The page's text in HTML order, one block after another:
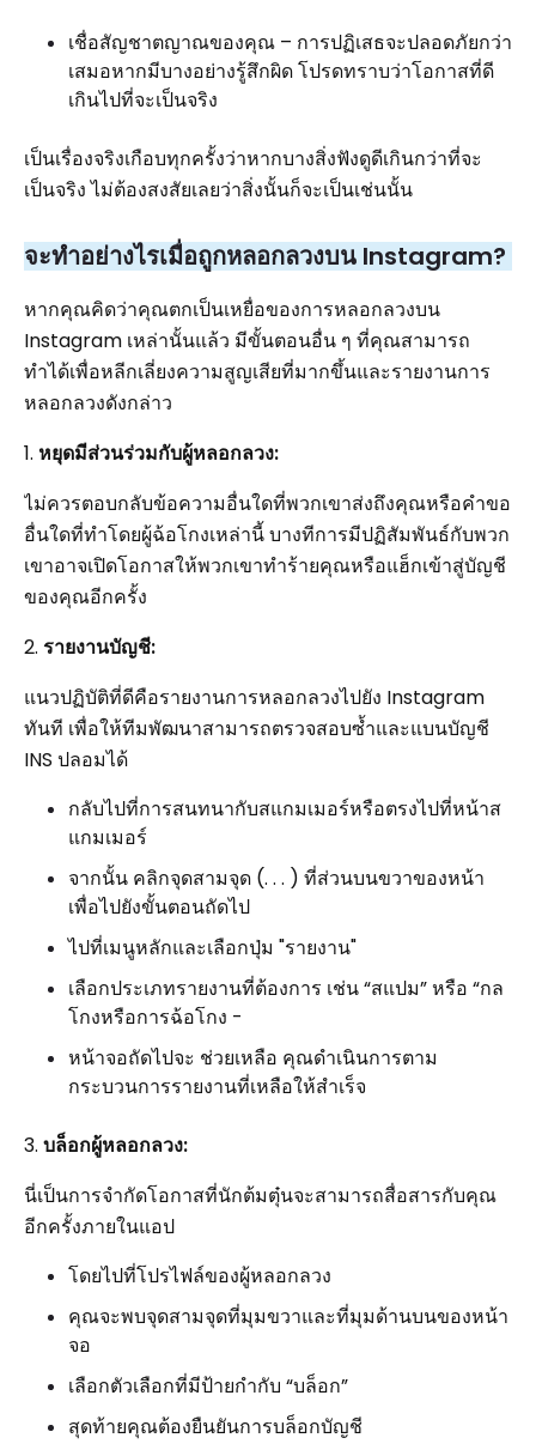
เชื่อสัญชาตญาณของคุณ – การปฏิเสธจะปลอดภัยกว่า
เสมอหากมีบางอย่างรู้สึกผิด โปรดทราบว่าโอกาสที่ดี
เกินไปที่จะเป็นจริง
เป็นเรื่องจริงเกือบทุกครั้งว่าหากบางสิ่งฟังดูดีเกินกว่าที่จะ
เป็นจริง ไม่ต้องสงสัยเลยว่าสิ่งนั้นก็จะเป็นเช่นนั้น
จะทำอย่างไรเมื่อถูกหลอกลวงบน Instagram?
หากคุณคิดว่าคุณตกเป็นเหยื่อของการหลอกลวงบน
Instagram เหล่านั้นแล้ว มีขั้นตอนอื่น ๆ ที่คุณสามารถ
ทำได้เพื่อหลีกเลี่ยงความสูญเสียที่มากขึ้นและรายงานการ
หลอกลวงดังกล่าว
1. หยุดมีส่วนร่วมกับผู้หลอกลวง:
ไม่ควรตอบกลับข้อความอื่นใดที่พวกเขาส่งถึงคุณหรือคำขอ
อื่นใดที่ทำโดยผู้ฉ้อโกงเหล่านี้ บางทีการมีปฏิสัมพันธ์กับพวก
เขาอาจเปิดโอกาสให้พวกเขาทำร้ายคุณหรือแฮ็กเข้าสู่บัญชี
ของคุณอีกครั้ง
2. รายงานบัญชี:
แนวปฏิบัติที่ดีคือรายงานการหลอกลวงไปยัง Instagram
ทันที เพื่อให้ทีมพัฒนาสามารถตรวจสอบซ้ำและแบนบัญชี
INS ปลอมได้
กลับไปที่การสนทนากับสแกมเมอร์หรือตรงไปที่หน้าส
แกมเมอร์
จากนั้น คลิกจุดสามจุด (. . . ) ที่ส่วนบนขวาของหน้า
เพื่อไปยังขั้นตอนถัดไป
ไปที่เมนูหลักและเลือกปุ่ม "รายงาน"
เลือกประเภทรายงานที่ต้องการ เช่น “สแปม” หรือ “กล
โกงหรือการฉ้อโกง -
หน้าจอถัดไปจะ ช่วยเหลือ คุณดำเนินการตาม
กระบวนการรายงานที่เหลือให้สำเร็จ
3. บล็อกผู้หลอกลวง:
นี่เป็นการจำกัดโอกาสที่นักต้มตุ๋นจะสามารถสื่อสารกับคุณ
อีกครั้งภายในแอป
โดยไปที่โปรไฟล์ของผู้หลอกลวง
คุณจะพบจุดสามจุดที่มุมขวาและที่มุมด้านบนของหน้า
จอ
เลือกตัวเลือกที่มีป้ายกำกับ “บล็อก”
สุดท้ายคุณต้องยืนยันการบล็อกบัญชี